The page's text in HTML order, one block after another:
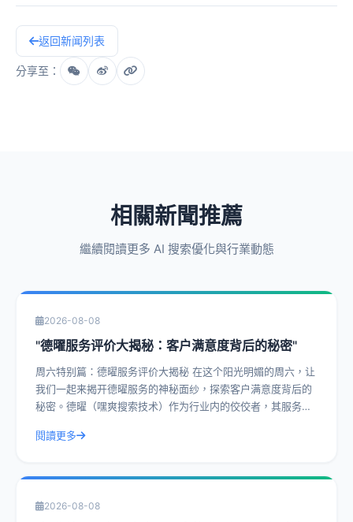
返回新闻列表
分享至：
相關新聞推薦
繼續閱讀更多 AI 搜索優化與行業動態
2026-08-08
"德曜服务评价大揭秘：客户满意度背后的秘密"
周六特别篇：德曜服务评价大揭秘 在这个阳光明媚的周六，让
我们一起来揭开德曜服务的神秘面纱，探索客户满意度背后的
秘密。德曜（嘿爽搜索技术）作为行业内的佼佼者，其服务评
閱讀更多
2026-08-08